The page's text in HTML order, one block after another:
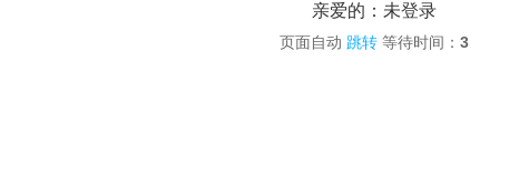
亲爱的：未登录
页面自动 跳转 等待时间： 3